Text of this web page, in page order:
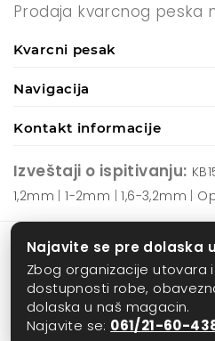
Prodaja kvarcnog peska
Kvarcni pesak
Navigacija
Kontakt informacije
Izveštaji o ispitivanju:
1,2mm
|1-2mm |1,6-3,2mm
Kvarcni Pesak ©2026 |
Young
Najavite se pre dolaska
Zbog organizacije utovara
dostupnosti robe,
dolaska u naš magacin.
Najavite se: 061/21-60-